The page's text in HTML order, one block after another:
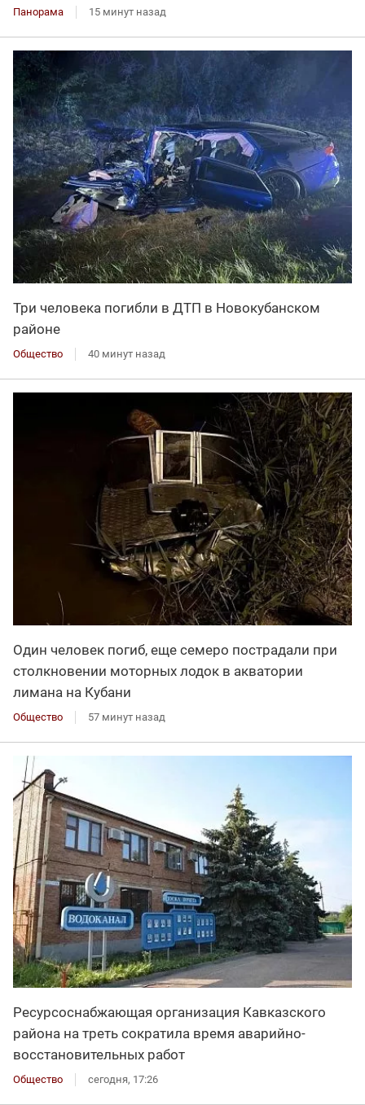
Панорама 15 минут назад
Три человека погибли в ДТП в Новокубанском
районе
Общество 40 минут назад
Один человек погиб, еще семеро пострадали при
столкновении моторных лодок в акватории
лимана на Кубани
Общество 57 минут назад
Ресурсоснабжающая организация Кавказского
района на треть сократила время аварийно-
восстановительных работ
Общество сегодня, 17:26